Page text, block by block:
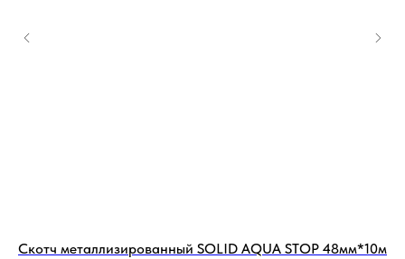
Скотч металлизированный SOLID AQUA STOP 48мм*10м